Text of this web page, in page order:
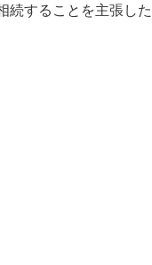
することを主張し